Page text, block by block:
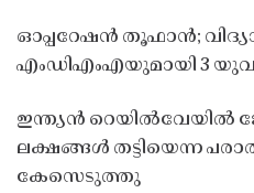
ഓപ്പറേഷൻ തൂഫാൻ;
എംഡിഎംഎയുമായി 3
ഇന്ത്യൻ റെയിൽവേയിൽ
ലക്ഷങ്ങൾ തട്ടിയെന്ന
കേസെടുത്തു